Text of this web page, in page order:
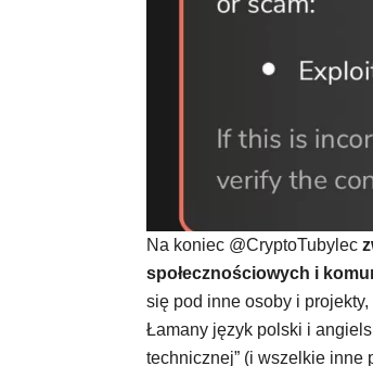
Na koniec @CryptoTubylec
społecznościowych i
się pod inne osoby i
Łamany język polski i
technicznej” (i wszelkie inne